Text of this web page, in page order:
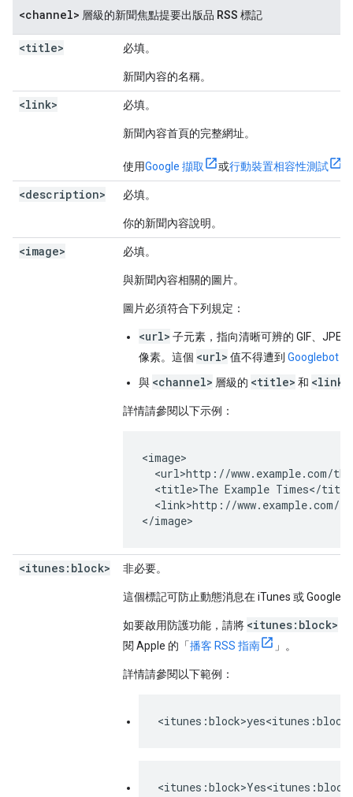
<channel> 層級的新聞焦點提要出版品 RSS 標記
<title> 必填。
新聞內容的名稱。
<link> 必填。
新聞內容首頁的完整網址。
使用Google 擷取 或行動裝置相容性測試
<description> 必填。
你的新聞內容說明。
<image> 必填。
與新聞內容相關的圖片。
圖片必須符合下列規定：
<url> 子元素，指向清晰可辨的 GIF、
像素。這個 <url> 值不得遭到 Googlebot
與 <channel> 層級的 <title> 和 <link>
詳情請參閱以下示例：
<image>
<url>http://www.example.com/
<title>The Example Times</
<link>http://www.example.com/
</image>
<itunes:block> 非必要。
這個標記可防止動態消息在 iTunes 或 Google
如要啟用防護功能，請將 <itunes:block>
閱 Apple 的「播客 RSS 指南 」。
詳情請參閱以下範例：